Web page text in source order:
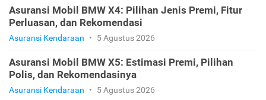
Asuransi Mobil BMW X4: Pilihan Jenis Premi, Fitur
Perluasan, dan Rekomendasi
Asuransi Kendaraan • 5 Agustus 2026
Asuransi Mobil BMW X5: Estimasi Premi, Pilihan
Polis, dan Rekomendasinya
Asuransi Kendaraan • 5 Agustus 2026